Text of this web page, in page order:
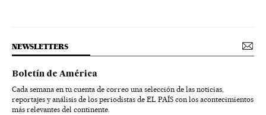
NEWSLETTERS
Boletín de América
Cada semana en tu cuenta de correo una selección de las noticias,
reportajes y análisis de los periodistas de EL PAÍS con los acontecimientos
más relevantes del continente.